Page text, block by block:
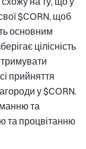
$CORN, щоб
основним
цілісність
прийняття
у $CORN.
та
та процвітанню